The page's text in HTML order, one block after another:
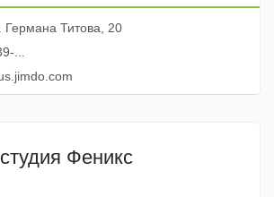
Германа Титова, 20
...
Феникс